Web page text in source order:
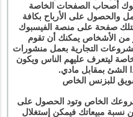
أصحاب الصفحات الخاصة
والحصول على الأرباح بكافة
صفحة على منصة الفيسبوك
من الأشخاص يمكنك أن تقوم
التجارية بعمل منشورات
ليتعرف عليهم الناس ويكون
الشئ بمقابل مادي.
الخاص وتود الحصول على
نسبة مبيعاتك فيمكن إستغلال